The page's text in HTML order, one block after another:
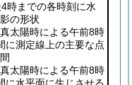
時までの各時刻に水
の形状
太陽時による午前8時
に測定線上の主要な点
太陽時による午前8時